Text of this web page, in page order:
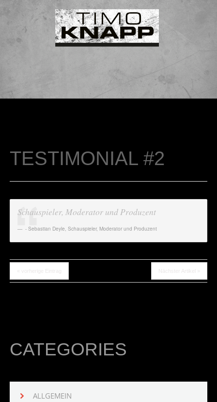
TESTIMONIAL #2
Schauspieler, Moderator und Produzent
- Sebastian Deyle, Schauspieler, Moderator und Produzent
« vorherige Eintrag Nächster Artikel »
CATEGORIES
ALLGEMEIN